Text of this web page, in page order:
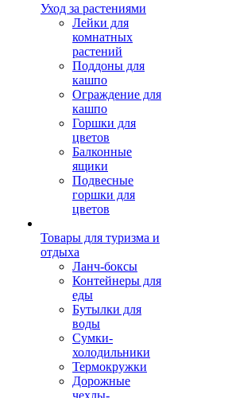
Уход за растениями
Лейки для
комнатных
растений
Поддоны для
кашпо
Ограждение для
кашпо
Горшки для
цветов
Балконные
ящики
Подвесные
горшки для
цветов
Товары для туризма и
отдыха
Ланч-боксы
Контейнеры для
еды
Бутылки для
воды
Сумки-
холодильники
Термокружки
Дорожные
чехлы-